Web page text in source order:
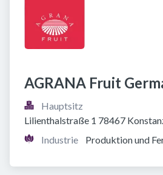
AGRANA Fruit
Hauptsitz
Lilienthalstraße 1 78467
Industrie
Produktion und